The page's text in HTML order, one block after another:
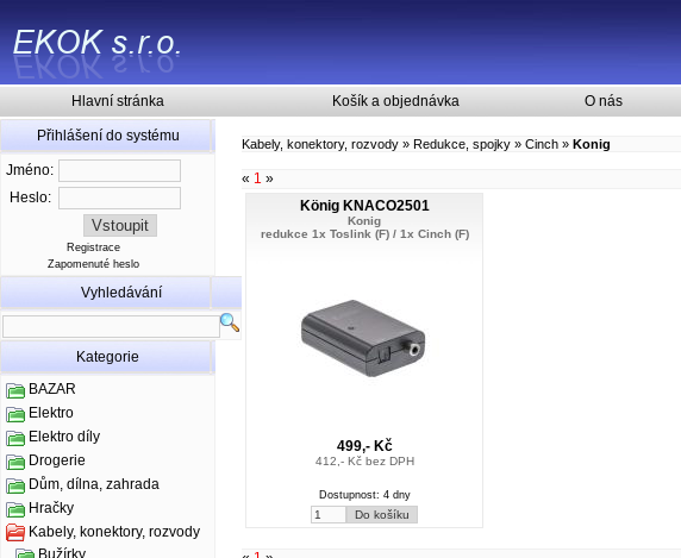
Hlavní stránka Košík a objednávka O nás
Přihlášení do systému
Jméno:
Heslo:
Registrace
Zapomenuté heslo
Vyhledávání
Kategorie
BAZAR
Elektro
Elektro díly
Drogerie
Dům, dílna, zahrada
Hračky
Kabely, konektory, rozvody
Bužírky
Kabely, konektory, rozvody » Redukce, spojky » Cinch » Konig
« 1 »
König KNACO2501
Konig
redukce 1x Toslink (F) / 1x Cinch (F)
499,- Kč
412,- Kč bez DPH
Dostupnost: 4 dny